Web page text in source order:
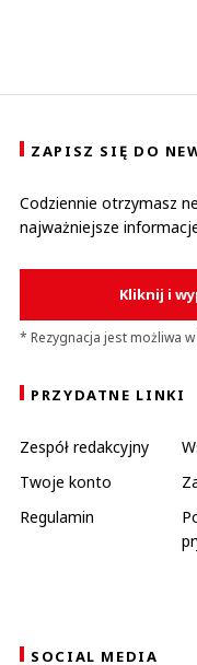
ZAPISZ SIĘ DO
Codziennie otrzymasz
najważniejsze
Kliknij i
* Rezygnacja jest możliwa
PRZYDATNE LINKI
Zespół redakcyjny
Twoje konto
Regulamin
SOCIAL MEDIA